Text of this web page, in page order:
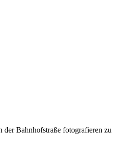
Bahnhofstraße fotografieren